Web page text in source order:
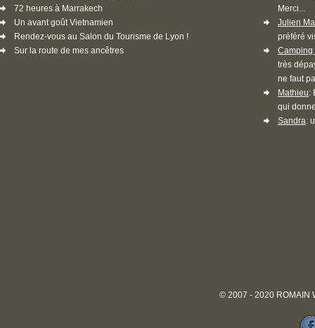
72 heures à Marrakech
Un avant goût Vietnamien
Rendez-vous au Salon du Tourisme de Lyon !
Sur la route de mes ancêtres
Merci...
Julien
préféré
Camping
très
ne faut
Mathieu:
qui
Sandra:
© 2007 - 2020 ROMAIN